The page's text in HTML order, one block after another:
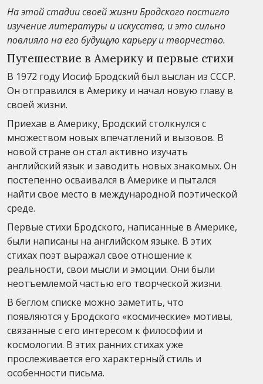
На этой стадии своей жизни Бродского постигло
изучение литературы и искусства, и это сильно
повлияло на его будущую карьеру и творчество.
Путешествие в Америку и первые стихи
В 1972 году Иосиф Бродский был выслан из СССР.
Он отправился в Америку и начал новую главу в
своей жизни.
Приехав в Америку, Бродский столкнулся с
множеством новых впечатлений и вызовов. В
новой стране он стал активно изучать
английский язык и заводить новых знакомых. Он
постепенно осваивался в Америке и пытался
найти свое место в международной поэтической
среде.
Первые стихи Бродского, написанные в Америке,
были написаны на английском языке. В этих
стихах поэт выражал свое отношение к
реальности, свои мысли и эмоции. Они были
неотъемлемой частью его творческой жизни.
В беглом списке можно заметить, что
появляются у Бродского «космические» мотивы,
связанные с его интересом к философии и
космологии. В этих ранних стихах уже
прослеживается его характерный стиль и
особенности письма.